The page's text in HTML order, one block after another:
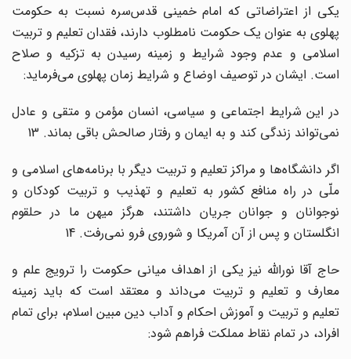
یکی از اعتراضاتی که امام خمینی قدس‌سره نسبت به حکومت
پهلوی به عنوان یک حکومت نامطلوب دارند، فقدان تعلیم و تربیت
اسلامی و عدم وجود شرایط و زمینه رسیدن به تزکیه و صلاح
است. ایشان در توصیف اوضاع و شرایط زمان پهلوی می‌فرماید:
در این شرایط اجتماعی و سیاسی، انسان مؤمن و متقی و عادل
نمی‌تواند زندگی کند و به ایمان و رفتار صالحش باقی بماند. 13
اگر دانشگاه‌ها و مراکز تعلیم و تربیت دیگر با برنامه‌های اسلامی و
ملّی در راه منافع کشور به تعلیم و تهذیب و تربیت کودکان و
نوجوانان و جوانان جریان داشتند، هرگز میهن ما در حلقوم
انگلستان و پس از آن آمریکا و شوروی فرو نمی‌رفت. 14
حاج آقا نوراللّه نیز یکی از اهداف میانی حکومت را ترویج علم و
معارف و تعلیم و تربیت می‌داند و معتقد است که باید زمینه
تعلیم و تربیت و آموزش احکام و آداب دین مبین اسلام، برای تمام
افراد، در تمام نقاط مملکت فراهم شود: